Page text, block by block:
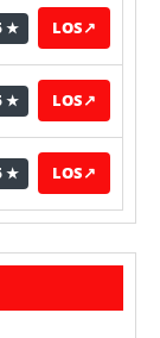
★ LOS↗
★ LOS↗
★ LOS↗